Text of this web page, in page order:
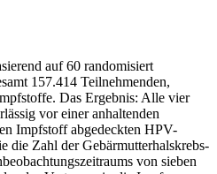
auf 60 randomisiert
157.414 Teilnehmenden,
Das Ergebnis: Alle vier
vor einer anhaltenden
Impfstoff abgedeckten HPV-
die Zahl der Gebärmutterhalskrebs-
von sieben